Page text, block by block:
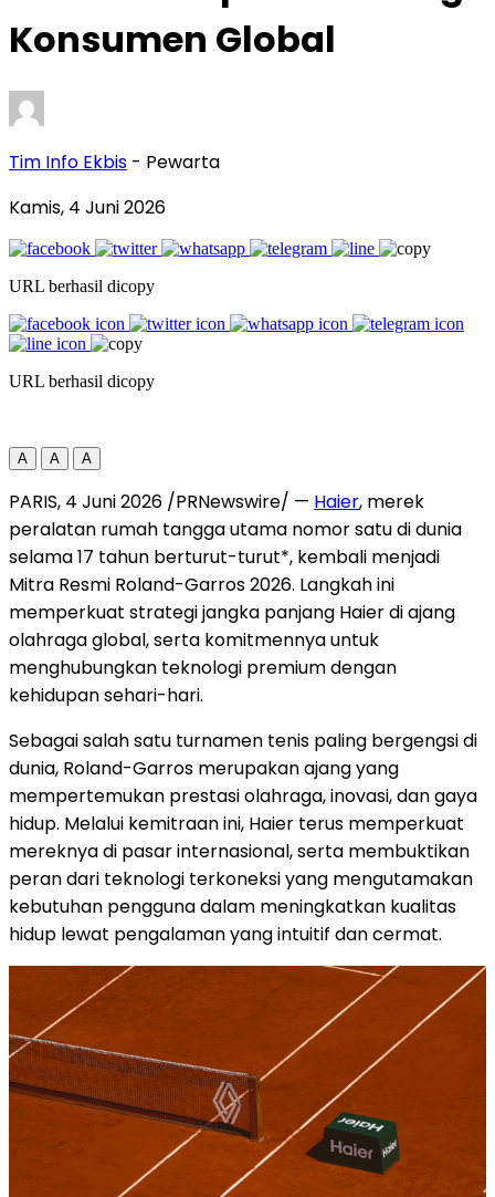
Konsumen Global
Tim Info Ekbis - Pewarta
Kamis, 4 Juni 2026
URL berhasil dicopy
URL berhasil dicopy
A A A
PARIS, 4 Juni 2026 /PRNewswire/ — Haier, merek
peralatan rumah tangga utama nomor satu di dunia
selama 17 tahun berturut-turut*, kembali menjadi
Mitra Resmi Roland-Garros 2026. Langkah ini
memperkuat strategi jangka panjang Haier di ajang
olahraga global, serta komitmennya untuk
menghubungkan teknologi premium dengan
kehidupan sehari-hari.
Sebagai salah satu turnamen tenis paling bergengsi di
dunia, Roland-Garros merupakan ajang yang
mempertemukan prestasi olahraga, inovasi, dan gaya
hidup. Melalui kemitraan ini, Haier terus memperkuat
mereknya di pasar internasional, serta membuktikan
peran dari teknologi terkoneksi yang mengutamakan
kebutuhan pengguna dalam meningkatkan kualitas
hidup lewat pengalaman yang intuitif dan cermat.